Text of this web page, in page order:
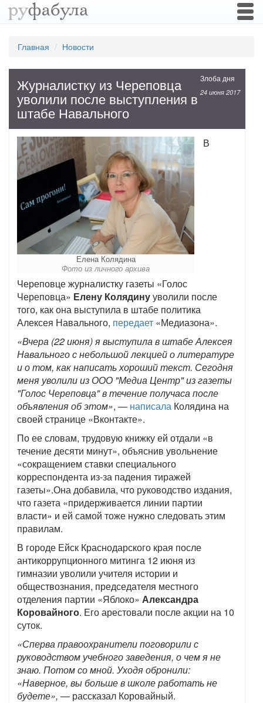
Главная Новости
Злоба дня
24 июня 2017
Журналистку из Череповца
уволили после выступления в
штабе Навального
Елена Колядина
Фото из личного архива
В
Череповце журналистку газеты «Голос
Череповца» Елену Колядинууволили после
того, как она выступила в штабе политика
Алексея Навального, передает «Медиазона».
«Вчера (22 июня) я выступила в штабе Алексея
Навального с небольшой лекцией о литературе
и о том, как написать хороший текст. Сегодня
меня уволили из ООО "Медиа Центр" из газеты
"Голос Череповца" в течение получаса после
объявления об этом», — написала Колядина на
своей странице «Вконтакте».
По ее словам, трудовую книжку ей отдали «в
течение десяти минут», объяснив увольнение
«сокращением ставки специального
корреспондента из-за падения тиражей
газеты».Она добавила, что руководство издания,
что газета «придерживается линии партии
власти» и ей самой тоже нужно следовать этим
правилам.
В городе Ейск Краснодарского края после
антикоррупционного митинга 12 июня из
гимназии уволили учителя истории и
обществознания, председателя местного
отделения партии «Яблоко» Александра
Коровайного. Его арестовали после акции на 10
суток.
«Сперва правоохранители поговорили с
руководством учебного заведения, о чем я не
знаю. Потом со мной. Уходя обронили:
«Наверное, вы больше в школе работать не
будете», — рассказал Коровайный.